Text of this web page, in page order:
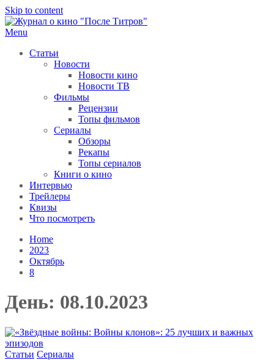
Skip to content
Menu
Статьи
Новости
Новости кино
Новости ТВ
Фильмы
Рецензии
Топы фильмов
Сериалы
Обзоры
Рекапы
Топы сериалов
Книги о кино
Интервью
Трейлеры
Квизы
Что посмотреть
Home
2023
Октябрь
8
День: 08.10.2023
Статьи Сериалы